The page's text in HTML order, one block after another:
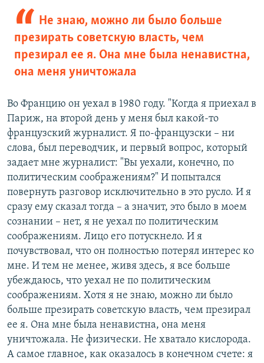
Не знаю, можно ли было больше
презирать советскую власть, чем
презирал ее я. Она мне была ненавистна,
она меня уничтожала
Во Францию он уехал в 1980 году. "Когда я приехал в
Париж, на второй день у меня был какой-то
французский журналист. Я по-французски – ни
слова, был переводчик, и первый вопрос, который
задает мне журналист: "Вы уехали, конечно, по
политическим соображениям?" И попытался
повернуть разговор исключительно в это русло. И я
сразу ему сказал тогда – а значит, это было в моем
сознании – нет, я не уехал по политическим
соображениям. Лицо его потускнело. И я
почувствовал, что он полностью потерял интерес ко
мне. И тем не менее, живя здесь, я все больше
убеждаюсь, что уехал не по политическим
соображениям. Хотя я не знаю, можно ли было
больше презирать советскую власть, чем презирал
ее я. Она мне была ненавистна, она меня
уничтожала. Не физически. Не хватало кислорода.
А самое главное, как оказалось в конечном счете: я